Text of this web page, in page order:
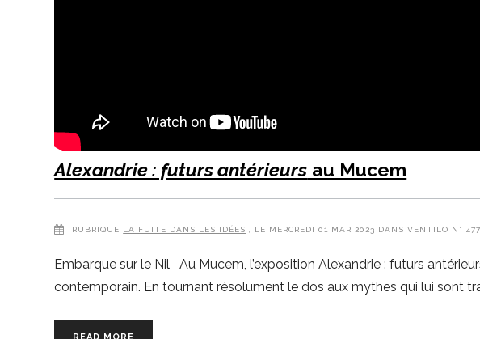
Alexandrie : futurs antérieurs au Mucem
RUBRIQUE LA FUITE DANS LES IDÉES , LE MERCREDI 01 MAR 2023 DANS VENTILO N° 477
Embarque sur le Nil Au Mucem, l’exposition Alexandrie : futurs
contemporain. En tournant résolument le dos aux mythes qui lui sont